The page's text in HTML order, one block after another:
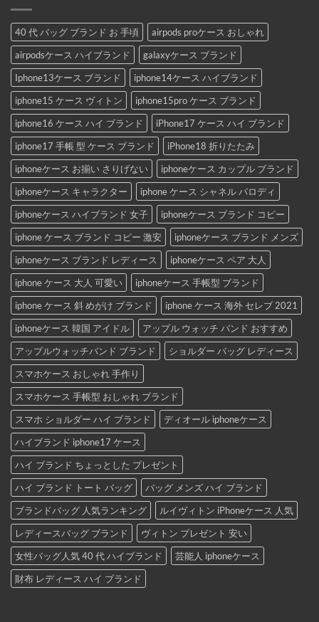
40 代 バッグ ブランド お 手頃
airpods proケース おしゃれ
airpodsケース ハイブランド
galaxyケース ブランド
Iphone13ケース ブランド
iphone14ケース ハイブランド
iphone15 ケース ヴィトン
iphone15pro ケース ブランド
iphone16 ケース ハイ ブランド
iPhone17 ケース ハイ ブランド
iphone17 手帳 型 ケース ブランド
iPhone18 折りたたみ
iphoneケース お揃い さりげない
iphoneケース カップル ブランド
iphoneケース キャラクター
iphone ケース シャネル パロディ
iphoneケース ハイブランド 女子
iphoneケース ブランド コピー
iphone ケース ブランド コピー 激安
iphoneケース ブランド メンズ
iphoneケース ブランド レディース
iphoneケース ペア 大人
iphone ケース 大人 可愛い
iphoneケース 手帳型 ブランド
iphone ケース 斜 めがけ ブランド
iphone ケース 海外 セレブ 2021
iphoneケース 韓国 アイドル
アップル ウォッチ バンド おすすめ
アップルウォッチバンド ブランド
ショルダー バッグ レディース
スマホケース おしゃれ 手作り
スマホケース 手帳型 おしゃれ ブランド
スマホ ショルダー ハイ ブランド
ディオール iphoneケース
ハイブランド iphone17 ケース
ハイ ブランド ちょっとした プレゼント
ハイ ブランド トート バッグ
バッグ メンズ ハイ ブランド
ブランドバッグ 人気ランキング
ルイヴィトン iPhoneケース 人気
レディースバッグ ブランド
ヴィトン プレゼント 安い
女性バッグ人気 40 代 ハイブランド
芸能人 iphoneケース
財布 レディース ハイ ブランド